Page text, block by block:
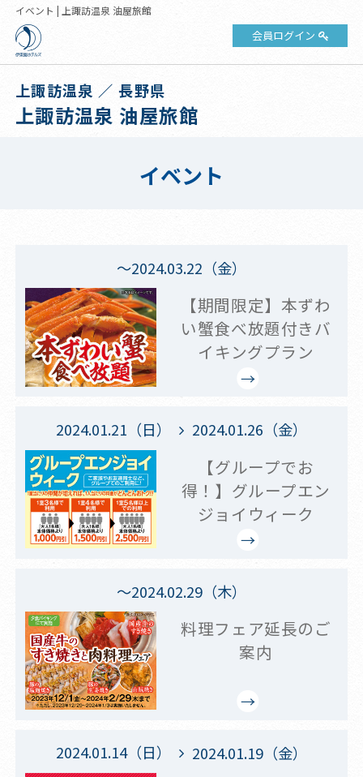
イベント | 上諏訪温泉 油屋旅館
会員ログイン
上諏訪温泉 ／ 長野県
上諏訪温泉 油屋旅館
イベント
～2024.03.22（金）
【期間限定】本ずわ
い蟹食べ放題付きバ
イキングプラン
2024.01.21（日） 2024.01.26（金）
【グループでお
得！】グループエン
ジョイウィーク
～2024.02.29（木）
料理フェア延長のご
案内
2024.01.14（日） 2024.01.19（金）